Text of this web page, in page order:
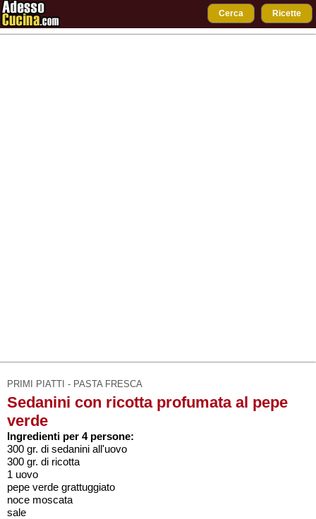
Cerca Ricette
PRIMI PIATTI - PASTA FRESCA
Sedanini con ricotta profumata al pepe
verde
Ingredienti per 4 persone:
300 gr. di sedanini all'uovo
300 gr. di ricotta
1 uovo
pepe verde grattuggiato
noce moscata
sale